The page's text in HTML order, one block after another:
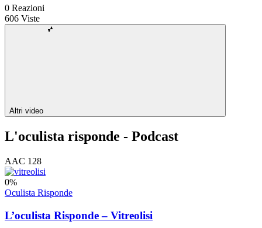
0 Reazioni
606 Viste
Altri video
L'oculista risponde - Podcast
AAC 128
0%
Oculista Risponde
L’oculista Risponde – Vitreolisi